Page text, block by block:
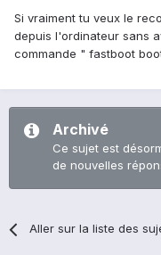
Si vraiment tu veux le
depuis l'ordinateur sans
commande " fastboot
Archivé
Ce sujet est
de nouvelles
Aller sur la liste des